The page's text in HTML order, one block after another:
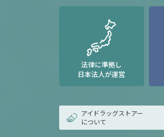
法律に準拠し
日本法人が運営
アイドラッグストアー
について